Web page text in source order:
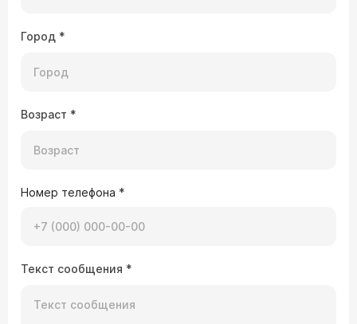
Город *
Возраст *
Номер телефона *
Текст сообщения *